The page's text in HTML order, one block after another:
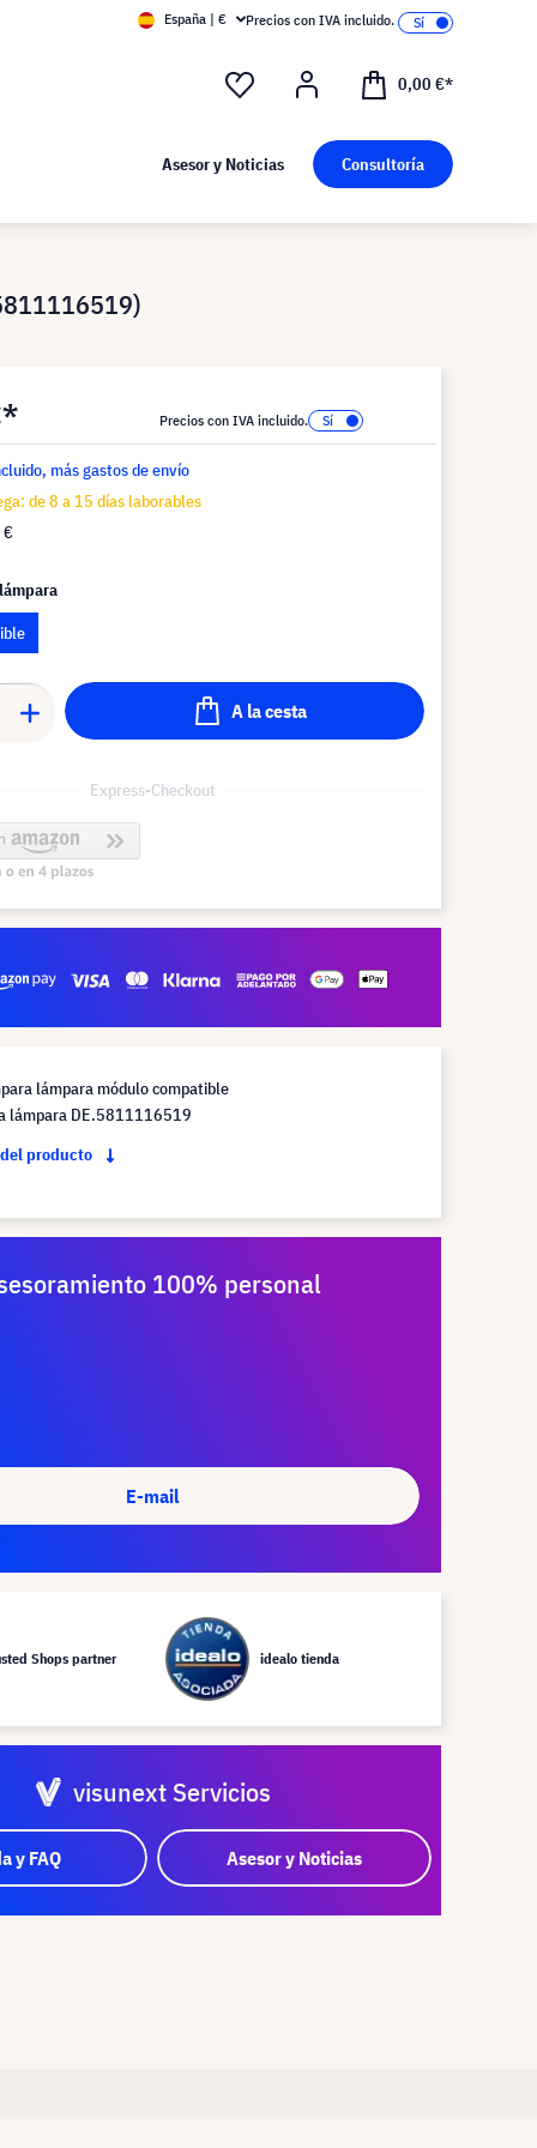
España | € Precios con IVA incluido.
0,00 €*
Asesor y Noticias Consultoría
Precios con IVA incluido.
más gastos de envío
de 8 a 15 días laborables
€
A la cesta
Express-Checkout
lámpara módulo compatible
lámpara DE.5811116519
producto
100% personal
E-mail
Shops partner idealo tienda
visunext Servicios
y FAQ Asesor y Noticias